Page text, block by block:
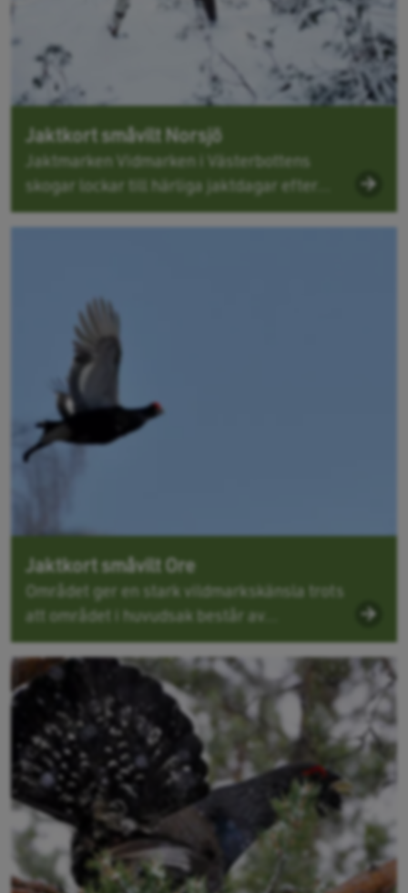
Jaktkort småvilt Norsjö
Jaktmarken Vidmarken i Västerbottens
skogar lockar till härliga jaktdagar efter...
Jaktkort småvilt Ore
Området ger en stark vildmarkskänsla trots
att området i huvudsak består av...